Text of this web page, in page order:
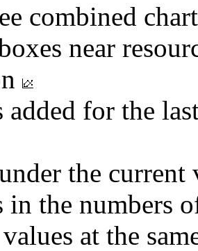
combined
near
added for the
the
in the numbers
at the